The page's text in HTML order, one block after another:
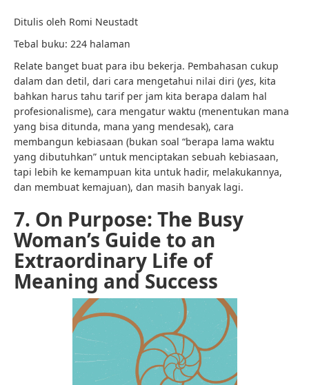
Ditulis oleh Romi Neustadt
Tebal buku: 224 halaman
Relate banget buat para ibu bekerja. Pembahasan cukup
dalam dan detil, dari cara mengetahui nilai diri (yes, kita
bahkan harus tahu tarif per jam kita berapa dalam hal
profesionalisme), cara mengatur waktu (menentukan mana
yang bisa ditunda, mana yang mendesak), cara
membangun kebiasaan (bukan soal “berapa lama waktu
yang dibutuhkan” untuk menciptakan sebuah kebiasaan,
tapi lebih ke kemampuan kita untuk hadir, melakukannya,
dan membuat kemajuan), dan masih banyak lagi.
7. On Purpose: The Busy
Woman’s Guide to an
Extraordinary Life of
Meaning and Success